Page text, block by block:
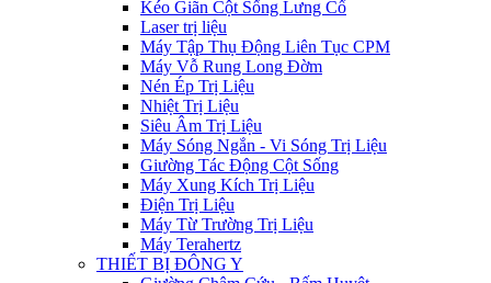
Kéo Giãn Cột Sống Lưng Cổ
Laser trị liệu
Máy Tập Thụ Động Liên Tục CPM
Máy Vỗ Rung Long Đờm
Nén Ép Trị Liệu
Nhiệt Trị Liệu
Siêu Âm Trị Liệu
Máy Sóng Ngắn - Vi Sóng Trị Liệu
Giường Tác Động Cột Sống
Máy Xung Kích Trị Liệu
Điện Trị Liệu
Máy Từ Trường Trị Liệu
Máy Terahertz
THIẾT BỊ ĐÔNG Y